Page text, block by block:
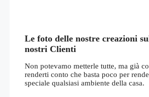
Le foto delle nostre creazioni
nostri Clienti
Non potevamo metterle tutte, ma già
renderti conto che basta poco per
speciale qualsiasi ambiente della casa.